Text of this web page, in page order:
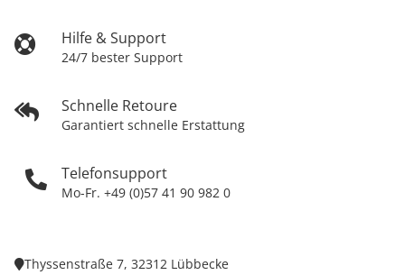
Hilfe & Support
24/7 bester Support
Schnelle Retoure
Garantiert schnelle Erstattung
Telefonsupport
Mo-Fr. +49 (0)57 41 90 982 0
Thyssenstraße 7, 32312 Lübbecke